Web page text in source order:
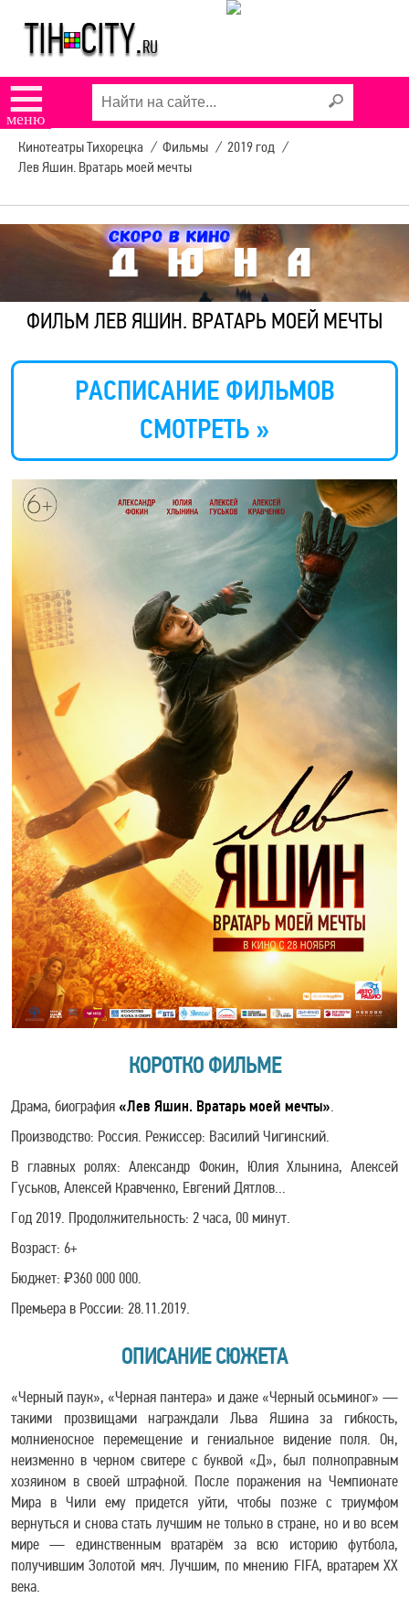
☰
меню
Кинотеатры Тихорецка / Фильмы / 2019 год /
Лев Яшин. Вратарь моей мечты
ФИЛЬМ ЛЕВ ЯШИН. ВРАТАРЬ МОЕЙ МЕЧТЫ
РАСПИСАНИЕ ФИЛЬМОВ
СМОТРЕТЬ »
КОРОТКО ФИЛЬМЕ
Драма, биография «Лев Яшин. Вратарь моей мечты».
Производство: Россия. Режиссер: Василий Чигинский.
В главных ролях: Александр Фокин, Юлия Хлынина, Алексей
Гуськов, Алексей Кравченко, Евгений Дятлов...
Год 2019. Продолжительность: 2 часа, 00 минут.
Возраст: 6+
Бюджет: ₽360 000 000.
Премьера в России: 28.11.2019.
ОПИСАНИЕ СЮЖЕТА
«Черный паук», «Черная пантера» и даже «Черный осьминог» —
такими прозвищами награждали Льва Яшина за гибкость,
молниеносное перемещение и гениальное видение поля. Он,
неизменно в черном свитере с буквой «Д», был полноправным
хозяином в своей штрафной. После поражения на Чемпионате
Мира в Чили ему придется уйти, чтобы позже с триумфом
вернуться и снова стать лучшим не только в стране, но и во всем
мире — единственным вратарём за всю историю футбола,
получившим Золотой мяч. Лучшим, по мнению FIFA, вратарем ХХ
века.